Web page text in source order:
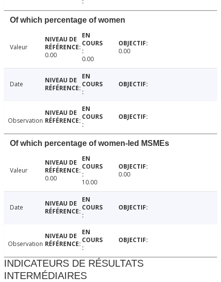
Of which percentage of women
Valeur
0.00
0.00
0.00
Date
Observation
Of which percentage of women-led MSMEs
Valeur
0.00
10.00
0.00
Date
Observation
INDICATEURS DE RÉSULTATS
INTERMÉDIAIRES